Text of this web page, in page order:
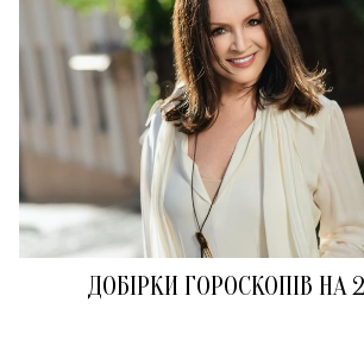
ДОБІРКИ ГОРОСКОПІВ НА